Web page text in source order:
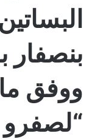
بنصفار
ووفق